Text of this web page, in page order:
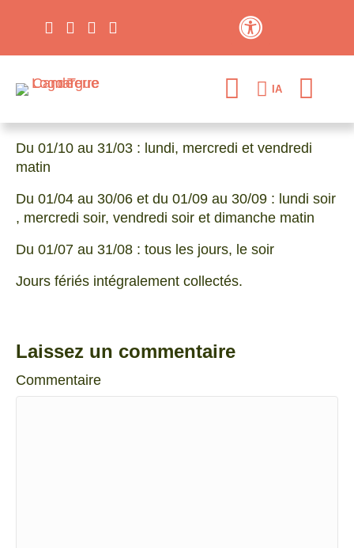
IA
Du 01/10 au 31/03 : lundi, mercredi et vendredi
matin
Du 01/04 au 30/06 et du 01/09 au 30/09 : lundi soir
, mercredi soir, vendredi soir et dimanche matin
Du 01/07 au 31/08 : tous les jours, le soir
Jours fériés intégralement collectés.
Laissez un commentaire
Commentaire